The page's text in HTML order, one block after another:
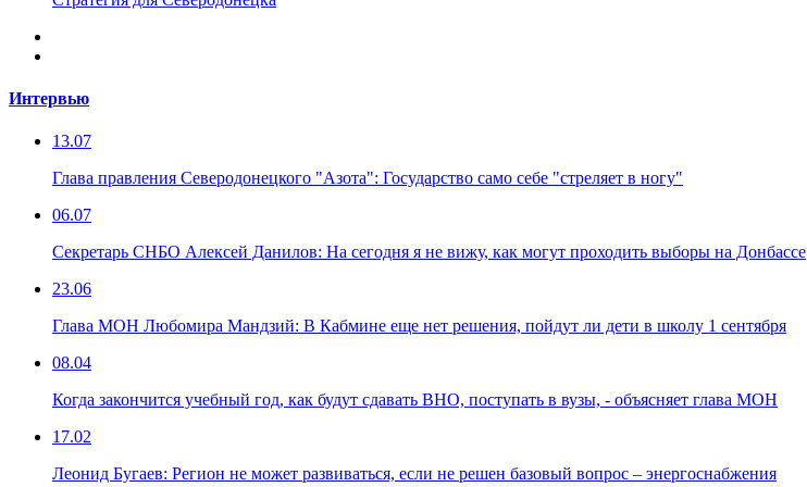
Интервью
13.07
Глава правления Северодонецкого "Азота": Государство само себе "стреляет в ногу"
06.07
Секретарь СНБО Алексей Данилов: На сегодня я не вижу, как могут проходить выборы на Донбассе
23.06
Глава МОН Любомира Мандзий: В Кабмине еще нет решения, пойдут ли дети в школу 1 сентября
08.04
Когда закончится учебный год, как будут сдавать ВНО, поступать в вузы, - объясняет глава МОН
17.02
Леонид Бугаев: Регион не может развиваться, если не решен базовый вопрос – энергоснабжения